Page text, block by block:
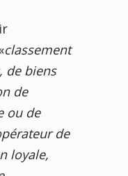
classement
de biens
de
ou de
de
loyale,